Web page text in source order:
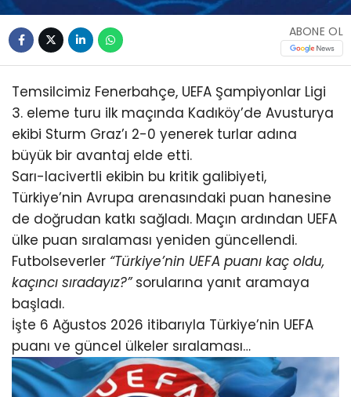
ABONE OL
Temsilcimiz Fenerbahçe, UEFA Şampiyonlar Ligi
3. eleme turu ilk maçında Kadıköy’de Avusturya
ekibi Sturm Graz’ı 2-0 yenerek turlar adına
büyük bir avantaj elde etti.
Sarı-lacivertli ekibin bu kritik galibiyeti,
Türkiye’nin Avrupa arenasındaki puan hanesine
de doğrudan katkı sağladı. Maçın ardından UEFA
ülke puan sıralaması yeniden güncellendi.
Futbolseverler “Türkiye’nin UEFA puanı kaç oldu,
kaçıncı sıradayız?”sorularına yanıt aramaya
başladı.
İşte 6 Ağustos 2026 itibarıyla Türkiye’nin UEFA
puanı ve güncel ülkeler sıralaması…